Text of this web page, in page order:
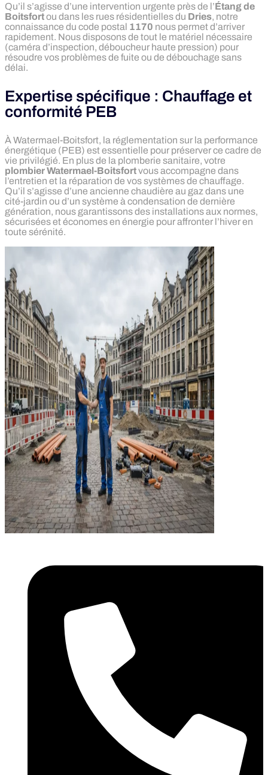
Qu’il s’agisse d’une intervention urgente près de l’Étang de
Boitsfortou dans les rues résidentielles du Dries, notre
connaissance du code postal 1170 nous permet d’arriver
rapidement. Nous disposons de tout le matériel nécessaire
(caméra d’inspection, déboucheur haute pression) pour
résoudre vos problèmes de fuite ou de débouchage sans
délai.
Expertise spécifique : Chauffage et
conformité PEB
À Watermael-Boitsfort, la réglementation sur la performance
énergétique (PEB) est essentielle pour préserver ce cadre de
vie privilégié. En plus de la plomberie sanitaire, votre
plombier Watermael-Boitsfortvous accompagne dans
l’entretien et la réparation de vos systèmes de chauffage.
Qu’il s’agisse d’une ancienne chaudière au gaz dans une
cité-jardin ou d’un système à condensation de dernière
génération, nous garantissons des installations aux normes,
sécurisées et économes en énergie pour affronter l’hiver en
toute sérénité.